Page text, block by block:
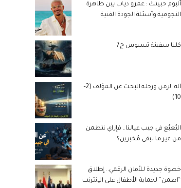
ألبوم حبيتك : عمرو دياب بين ظاهرة
النجومية وأسئلة الجودة الفنية
كلنا سفينة ثيسوس ج7
آلة الزمن ورحلة البحث عن المؤلف (2-
10)
البُعبُع في جيب عيالنا.. فإزاي نتطمن
من غير ما نبقى مُخبرين؟
خطوة جديدة للأمان الرقمي.. إطلاق
“اطمن” لحماية الأطفال على الإنترنت